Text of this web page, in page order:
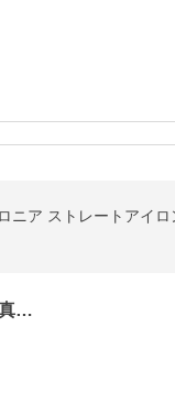
ニア ストレートアイ
真…